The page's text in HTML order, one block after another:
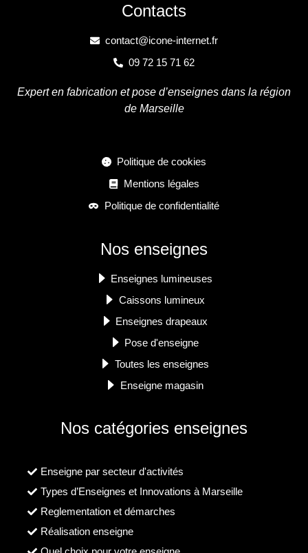
Contacts
contact@icone-internet.fr
09 72 15 71 62
Expert en fabrication et pose d’enseignes dans la région
de Marseille
Politique de cookies
Mentions légales
Politique de confidentialité
Nos enseignes
Enseignes lumineuses
Caissons lumineux
Enseignes drapeaux
Pose d'enseigne
Toutes les enseignes
Enseigne magasin
Nos catégories enseignes
Enseigne par secteur d'activités
Types d’Enseignes et Innovations à Marseille
Reglementation et démarches
Réalisation enseigne